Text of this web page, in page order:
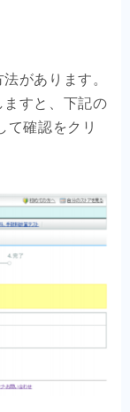
があります。
すと、下記の
て確認をクリ